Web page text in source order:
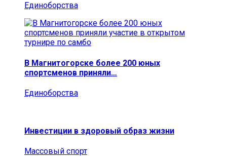
Единоборства
В Магнитогорске более 200 юных
спортсменов приняли…
Единоборства
Инвестиции в здоровый образ жизни
Массовый спорт